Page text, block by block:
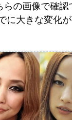
らの画像で確認
に大きな変化